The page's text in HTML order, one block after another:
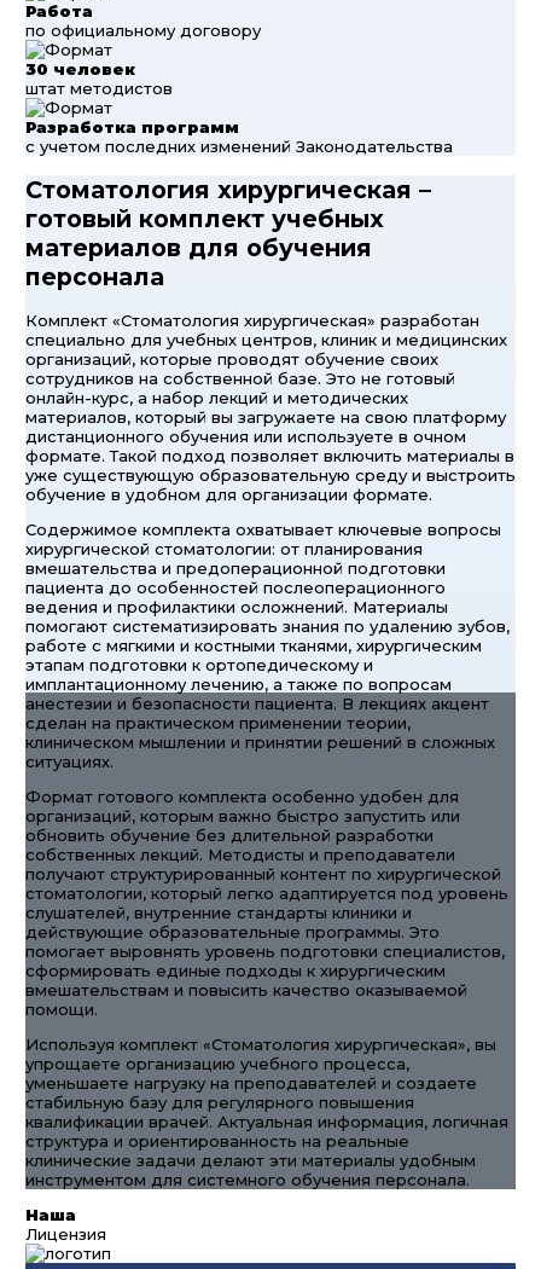
Работа
по официальному договору
30 человек
штат методистов
Разработка программ
с учетом последних изменений Законодательства
Стоматология хирургическая –
готовый комплект учебных
материалов для обучения
персонала
Комплект «Стоматология хирургическая» разработан
специально для учебных центров, клиник и медицинских
организаций, которые проводят обучение своих
сотрудников на собственной базе. Это не готовый
онлайн-курс, а набор лекций и методических
материалов, который вы загружаете на свою платформу
дистанционного обучения или используете в очном
формате. Такой подход позволяет включить материалы в
уже существующую образовательную среду и выстроить
обучение в удобном для организации формате.
Содержимое комплекта охватывает ключевые вопросы
хирургической стоматологии: от планирования
вмешательства и предоперационной подготовки
пациента до особенностей послеоперационного
ведения и профилактики осложнений. Материалы
помогают систематизировать знания по удалению зубов,
работе с мягкими и костными тканями, хирургическим
этапам подготовки к ортопедическому и
имплантационному лечению, а также по вопросам
анестезии и безопасности пациента. В лекциях акцент
сделан на практическом применении теории,
клиническом мышлении и принятии решений в сложных
ситуациях.
Формат готового комплекта особенно удобен для
организаций, которым важно быстро запустить или
обновить обучение без длительной разработки
собственных лекций. Методисты и преподаватели
получают структурированный контент по хирургической
стоматологии, который легко адаптируется под уровень
слушателей, внутренние стандарты клиники и
действующие образовательные программы. Это
помогает выровнять уровень подготовки специалистов,
сформировать единые подходы к хирургическим
вмешательствам и повысить качество оказываемой
помощи.
Используя комплект «Стоматология хирургическая», вы
упрощаете организацию учебного процесса,
уменьшаете нагрузку на преподавателей и создаете
стабильную базу для регулярного повышения
квалификации врачей. Актуальная информация, логичная
структура и ориентированность на реальные
клинические задачи делают эти материалы удобным
инструментом для системного обучения персонала.
Наша
Лицензия